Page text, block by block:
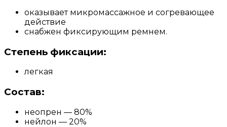
оказывает микромассажное и согревающее
действие
снабжен фиксирующим ремнем.
Степень фиксации:
легкая
Состав:
неопрен — 80%
нейлон — 20%